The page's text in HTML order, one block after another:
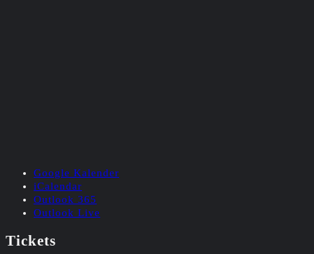
Google Kalender
iCalendar
Outlook 365
Outlook Live
Tickets